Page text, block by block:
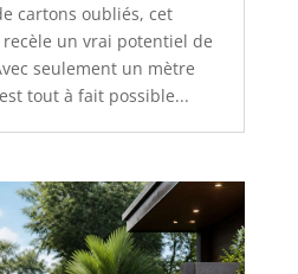
cartons oubliés, cet
un vrai potentiel de
seulement un mètre
tout à fait possible...